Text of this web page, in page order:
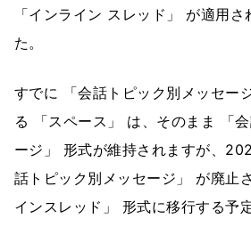
「インライン スレッド」 が適用
た。
すでに 「会話トピック別メッセー
る 「スペース」 は、そのまま 「
ージ」 形式が維持されますが、
話トピック別メッセージ」 が廃止
インスレッド」 形式に移行する予定